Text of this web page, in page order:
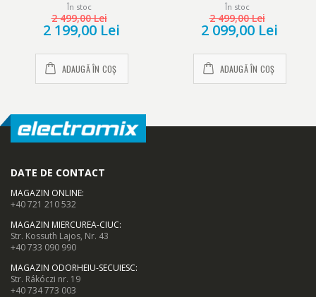
Full No Frost, Air Flow Dual
Tech, H 202 cm, Clasa E,
Metal Look
În stoc
2 499,00 Lei
2 199,00 Lei
ADAUGĂ ÎN COȘ
Tech, Air Flow Dual Tech,
Efiline, H 202.5, Alb
În stoc
2 499,00 Lei
2 099,00 Lei
ADAUGĂ ÎN COȘ
DATE DE CONTACT
MAGAZIN ONLINE:
+40 721 210 532
MAGAZIN MIERCUREA-CIUC:
Str. Kossuth Lajos, Nr. 43
+40 733 090 990
MAGAZIN ODORHEIU-SECUIESC:
Str. Rákóczi nr. 19
+40 734 773 003